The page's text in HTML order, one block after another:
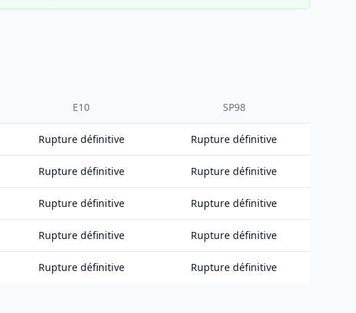
E10 SP98
Rupture définitive Rupture définitive
Rupture définitive Rupture définitive
Rupture définitive Rupture définitive
Rupture définitive Rupture définitive
Rupture définitive Rupture définitive